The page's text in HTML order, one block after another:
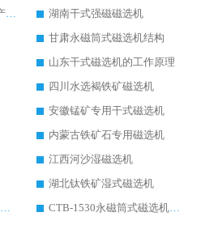
江西平板全自动磁选机生产厂家
湖南干式强磁磁选机
甘肃永磁筒式磁选机结构
山东干式磁选机的工作原理
四川水选褐铁矿磁选机
安徽锰矿专用干式磁选机
内蒙古铁矿石专用磁选机
江西河沙湿磁选机
湖北钛铁矿湿式磁选机
CTB-1540新疆永磁筒式磁选机
CTB-1530永磁筒式磁选机代理商